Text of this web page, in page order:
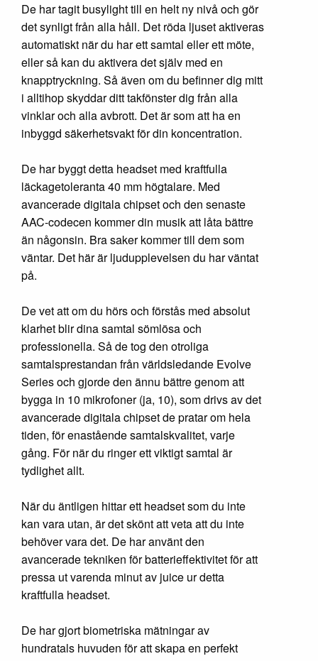
De har tagit busylight till en helt ny nivå och gör
det synligt från alla håll. Det röda ljuset aktiveras
automatiskt när du har ett samtal eller ett möte,
eller så kan du aktivera det själv med en
knapptryckning. Så även om du befinner dig mitt
i alltihop skyddar ditt takfönster dig från alla
vinklar och alla avbrott. Det är som att ha en
inbyggd säkerhetsvakt för din koncentration.
De har byggt detta headset med kraftfulla
läckagetoleranta 40 mm högtalare. Med
avancerade digitala chipset och den senaste
AAC-codecen kommer din musik att låta bättre
än någonsin. Bra saker kommer till dem som
väntar. Det här är ljudupplevelsen du har väntat
på.
De vet att om du hörs och förstås med absolut
klarhet blir dina samtal sömlösa och
professionella. Så de tog den otroliga
samtalsprestandan från världsledande Evolve
Series och gjorde den ännu bättre genom att
bygga in 10 mikrofoner (ja, 10), som drivs av det
avancerade digitala chipset de pratar om hela
tiden, för enastående samtalskvalitet, varje
gång. För när du ringer ett viktigt samtal är
tydlighet allt.
När du äntligen hittar ett headset som du inte
kan vara utan, är det skönt att veta att du inte
behöver vara det. De har använt den
avancerade tekniken för batterieffektivitet för att
pressa ut varenda minut av juice ur detta
kraftfulla headset.
De har gjort biometriska mätningar av
hundratals huvuden för att skapa en perfekt